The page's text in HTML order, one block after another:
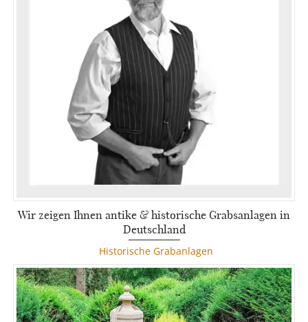
Wir zeigen Ihnen antike & historische Grabsanlagen in
Deutschland
Historische Grabanlagen